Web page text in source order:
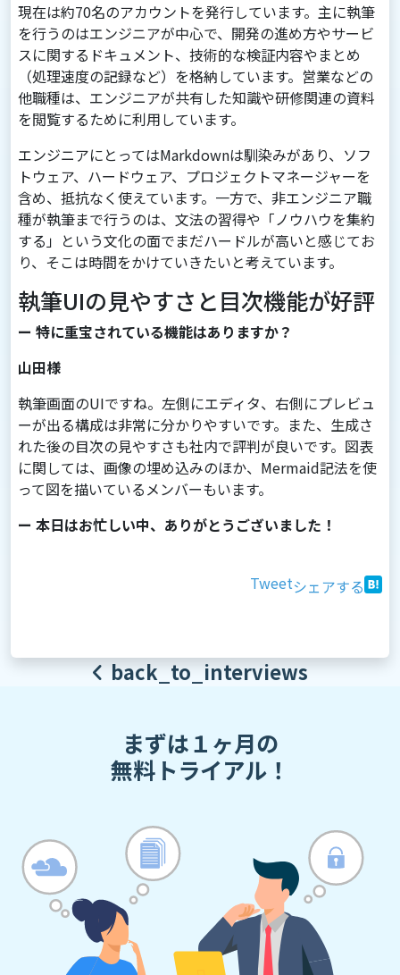
現在は約70名のアカウントを発行しています。主に執筆
を行うのはエンジニアが中心で、開発の進め方やサービ
スに関するドキュメント、技術的な検証内容やまとめ
（処理速度の記録など）を格納しています。営業などの
他職種は、エンジニアが共有した知識や研修関連の資料
を閲覧するために利用しています。
エンジニアにとってはMarkdownは馴染みがあり、ソフ
トウェア、ハードウェア、プロジェクトマネージャーを
含め、抵抗なく使えています。一方で、非エンジニア職
種が執筆まで行うのは、文法の習得や「ノウハウを集約
する」という文化の面でまだハードルが高いと感じてお
り、そこは時間をかけていきたいと考えています。
執筆UIの見やすさと目次機能が好評
ー 特に重宝されている機能はありますか？
山田様
執筆画面のUIですね。左側にエディタ、右側にプレビュ
ーが出る構成は非常に分かりやすいです。また、生成さ
れた後の目次の見やすさも社内で評判が良いです。図表
に関しては、画像の埋め込みのほか、Mermaid記法を使
って図を描いているメンバーもいます。
ー 本日はお忙しい中、ありがとうございました！
Tweetシェアする
back_to_interviews
まずは１ヶ月の
無料トライアル！